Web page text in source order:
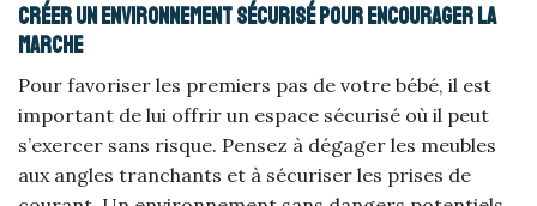
Créer un environnement sécurisé pour encourager la
marche
Pour favoriser les premiers pas de votre bébé, il est
important de lui offrir un espace sécurisé où il peut
s’exercer sans risque. Pensez à dégager les meubles
aux angles tranchants et à sécuriser les prises de